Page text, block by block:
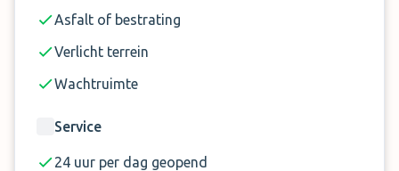
elektrische en hybride voertuigen. Deze extra
reis dient ter plaatse een toeslag van € 10 per
extra persoon te worden betaald
Asfalt of bestrating
Verlicht terrein
Wachtruimte
Service
24 uur per dag geopend